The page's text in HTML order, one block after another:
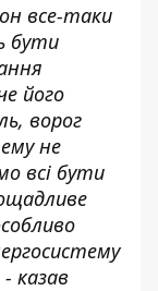
все-таки
бути
його
ворог
не
всі бути
казав